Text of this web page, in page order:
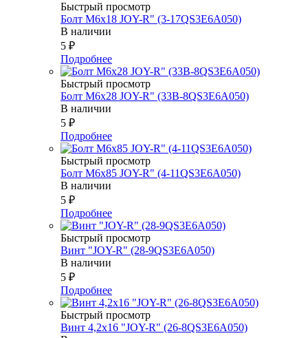
Быстрый просмотр
Болт М6х18 JOY-R" (3-17QS3E6A050)
В наличии
5 ₽
Подробнее
Быстрый просмотр
Болт М6х28 JOY-R" (33В-8QS3E6A050)
В наличии
5 ₽
Подробнее
Быстрый просмотр
Болт М6х85 JOY-R" (4-11QS3E6A050)
В наличии
5 ₽
Подробнее
Быстрый просмотр
Винт "JOY-R" (28-9QS3E6A050)
В наличии
5 ₽
Подробнее
Быстрый просмотр
Винт 4,2х16 "JOY-R" (26-8QS3E6A050)